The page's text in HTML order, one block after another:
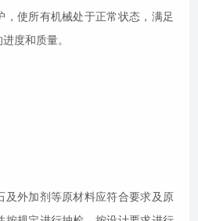
，使所有机械处于正常状态，满足
度和质量。
及外加剂等原材料应符合要求及原